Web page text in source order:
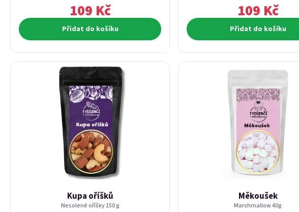
109 Kč
Přidat do košíku
109 Kč
Přidat do košíku
Kupa oříšků
Nesolené oříšky 150 g
Měkoušek
Marshmallow 40g